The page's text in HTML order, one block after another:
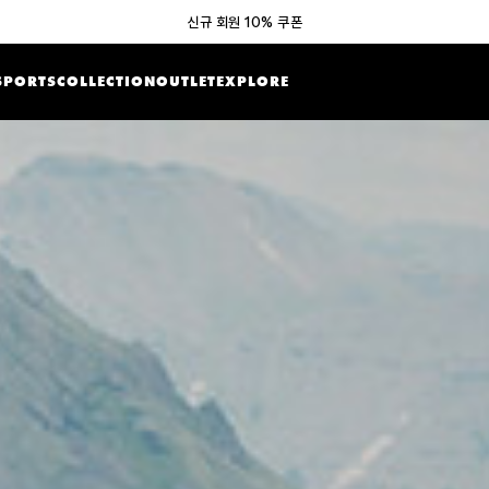
신규 회원 10% 쿠폰
COLLECTIONOUTLETEXPLORE